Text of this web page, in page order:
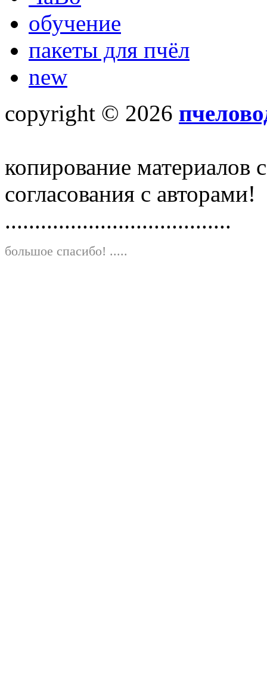
обучение
пакеты для пчёл
new
copyright © 2026
копирование материалов
согласования с авторами!
......................................
большое спасибо! .....